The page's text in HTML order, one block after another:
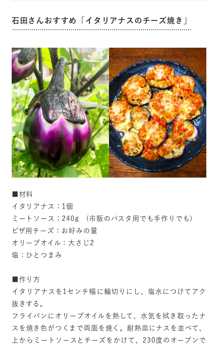
石田さんおすすめ「イタリアナスのチーズ焼き」
■材料
イタリアナス：1個
ミートソース：240g (市販のパスタ用でも手作りでも)
ピザ用チーズ：お好みの量
オリーブオイル：大さじ2
塩：ひとつまみ
■作り方
イタリアナスを1センチ幅に輪切りにし、塩水につけてアク
抜きする。
フライパンにオリーブオイルを熱して、水気を拭き取ったナ
スを焼き色がつくまで両面を焼く。耐熱皿にナスを並べて、
上からミートソースとチーズをかけて、230度のオーブンで